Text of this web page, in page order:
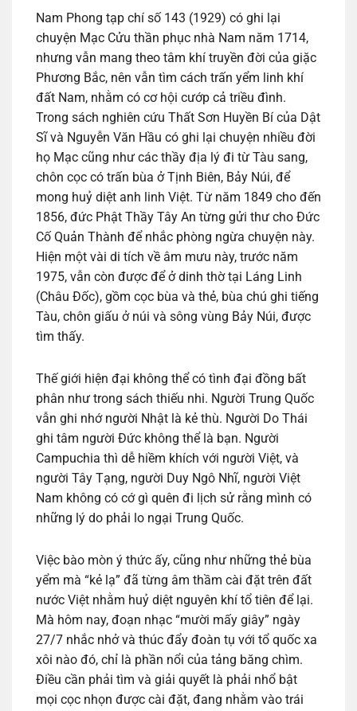
Nam Phong tạp chí số 143 (1929) có ghi lại
chuyện Mạc Cửu thần phục nhà Nam năm 1714,
nhưng vẫn mang theo tâm khí truyền đời của giặc
Phương Bắc, nên vẫn tìm cách trấn yểm linh khí
đất Nam, nhằm có cơ hội cướp cả triều đình.
Trong sách nghiên cứu Thất Sơn Huyền Bí của Dật
Sĩ và Nguyễn Văn Hầu có ghi lại chuyện nhiều đời
họ Mạc cũng như các thầy địa lý đi từ Tàu sang,
chôn cọc có trấn bùa ở Tịnh Biên, Bảy Núi, để
mong huỷ diệt anh linh Việt. Từ năm 1849 cho đến
1856, đức Phật Thầy Tây An từng gửi thư cho Đức
Cố Quản Thành để nhắc phòng ngừa chuyện này.
Hiện một vài di tích về âm mưu này, trước năm
1975, vẫn còn được để ở dinh thờ tại Láng Linh
(Châu Đốc), gồm cọc bùa và thẻ, bùa chú ghi tiếng
Tàu, chôn giấu ở núi và sông vùng Bảy Núi, được
tìm thấy.
Thế giới hiện đại không thể có tình đại đồng bất
phân như trong sách thiếu nhi. Người Trung Quốc
vẫn ghi nhớ người Nhật là kẻ thù. Người Do Thái
ghi tâm người Đức không thể là bạn. Người
Campuchia thì dễ hiềm khích với người Việt, và
người Tây Tạng, người Duy Ngô Nhĩ, người Việt
Nam không có cớ gì quên đi lịch sử rằng mình có
những lý do phải lo ngại Trung Quốc.
Việc bào mòn ý thức ấy, cũng như những thẻ bùa
yểm mà “kẻ lạ” đã từng âm thầm cài đặt trên đất
nước Việt nhằm huỷ diệt nguyên khí tổ tiên để lại.
Mà hôm nay, đoạn nhạc “mười mấy giây” ngày
27/7 nhắc nhở và thúc đẩy đoàn tụ với tổ quốc xa
xôi nào đó, chỉ là phần nổi của tảng băng chìm.
Điều cần phải tìm và giải quyết là phải nhổ bật
mọi cọc nhọn được cài đặt, đang nhằm vào trái